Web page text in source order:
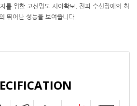
를 위한 고선명도 시야확보, 전파 수신장애의 최
뛰어난 성능을 보여줍니다.